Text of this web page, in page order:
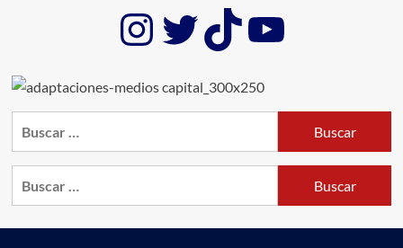
Instagram
Twitter
TikTok